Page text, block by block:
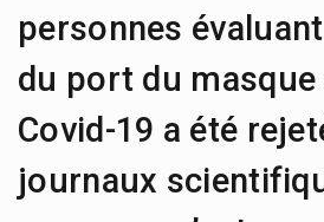
personnes
du port du masque
Covid-19 a été
journaux